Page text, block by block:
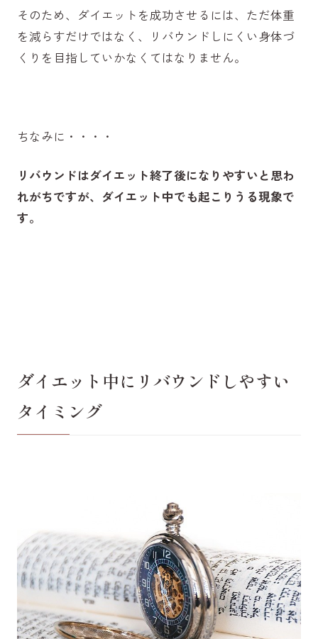
そのため、ダイエットを成功させるには、ただ体重
を減らすだけではなく、リバウンドしにくい身体づ
くりを目指していかなくてはなりません。
ちなみに・・・・
リバウンドはダイエット終了後になりやすいと思わ
れがちですが、ダイエット中でも起こりうる現象で
す。
ダイエット中にリバウンドしやすい
タイミング